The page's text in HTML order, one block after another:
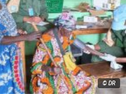
© DR